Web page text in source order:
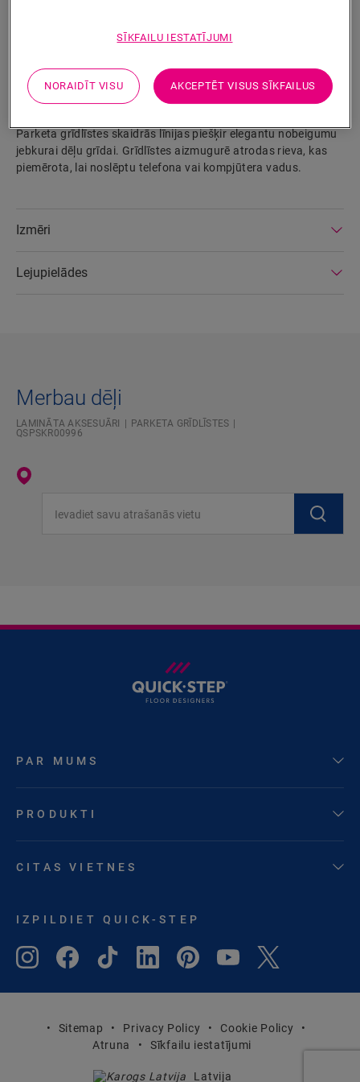
Izstrādājuma parametri
Parketa grīdlīstes skaidrās līnijas piešķir elegantu nobeigumu
jebkurai dēļu grīdai. Grīdlīstes aizmugurē atrodas rieva, kas
piemērota, lai noslēptu telefona vai kompjūtera vadus.
Izmēri
Lejupielādes
Merbau dēļi
LAMINĀTA AKSESUĀRI
PARKETA GRĪDLĪSTES
QSPSKR00996
PAR MUMS
PRODUKTI
CITAS VIETNES
IZPILDIET QUICK-STEP
Sitemap Privacy Policy
Cookie Policy
Atruna
Sīkfailu iestatījumi
Latvija
SĪKFAILU IESTATĪJUMI
NORAIDĪT VISU AKCEPTĒT VISUS SĪKFAILUS